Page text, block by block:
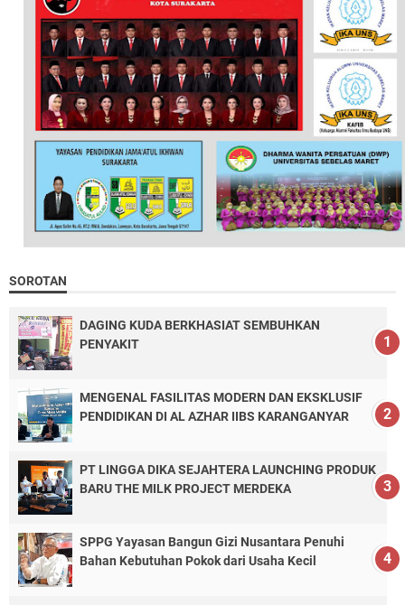
SOROTAN
DAGING KUDA BERKHASIAT SEMBUHKAN
PENYAKIT
MENGENAL FASILITAS MODERN DAN EKSKLUSIF
PENDIDIKAN DI AL AZHAR IIBS KARANGANYAR
PT LINGGA DIKA SEJAHTERA LAUNCHING PRODUK
BARU THE MILK PROJECT MERDEKA
SPPG Yayasan Bangun Gizi Nusantara Penuhi
Bahan Kebutuhan Pokok dari Usaha Kecil